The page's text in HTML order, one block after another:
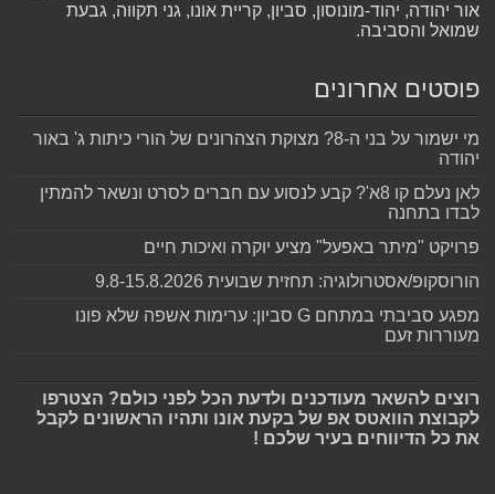
אור יהודה, יהוד-מונוסון, סביון, קריית אונו, גני תקווה, גבעת
שמואל והסביבה.
פוסטים אחרונים
מי ישמור על בני ה-8? מצוקת הצהרונים של הורי כיתות ג' באור
יהודה
לאן נעלם קו 8א'? קבע לנסוע עם חברים לסרט ונשאר להמתין
לבדו בתחנה
פרויקט "מיתר באפעל" מציע יוקרה ואיכות חיים
הורוסקופ/אסטרולוגיה: תחזית שבועית 9.8-15.8.2026
מפגע סביבתי במתחם G סביון: ערימות אשפה שלא פונו
מעוררות זעם
רוצים להשאר מעודכנים ולדעת הכל לפני כולם? הצטרפו
לקבוצת הוואטס אפ של בקעת אונו ותהיו הראשונים לקבל
את כל הדיווחים בעיר שלכם !